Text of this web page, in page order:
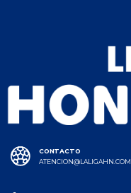
CONTACTO
ATENCION@LALIGAHN.COM